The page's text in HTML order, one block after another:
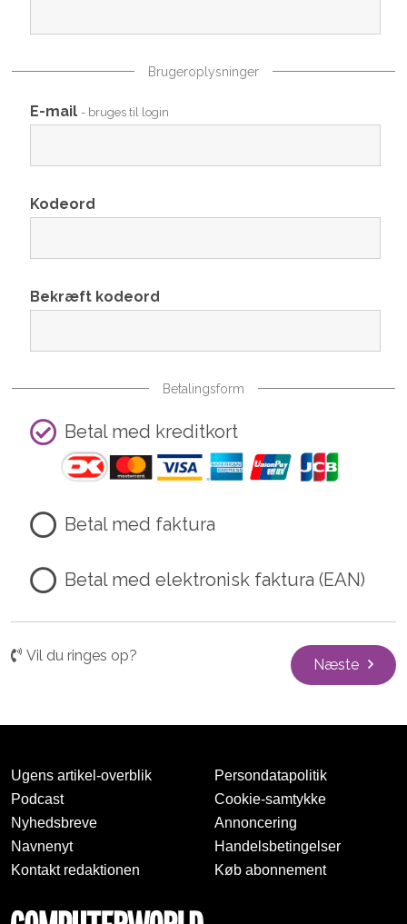
Brugeroplysninger
E-mail - bruges til login
Kodeord
Bekræft kodeord
Betalingsform
Betal med kreditkort
Betal med faktura
Betal med elektronisk faktura (EAN)
Vil du ringes op?
Næste
Ugens artikel-overblik
Podcast
Nyhedsbreve
Navnenyt
Kontakt redaktionen
Persondatapolitik
Cookie-samtykke
Annoncering
Handelsbetingelser
Køb abonnement